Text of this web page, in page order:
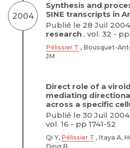
2004
Synthesis and
SINE transcripts in
Publié le 28 Juil
research , vol. 32 -
Pélissier T , Bousquet-
JM
Direct role of a
mediating
across a specific
Publié le 30 Juil
vol. 16 - pp 1741-52
Qi Y, Pélissier T , Itaya A,
Ding B